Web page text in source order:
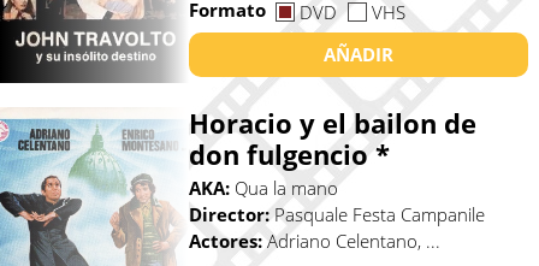
Formato DVD
VHS
AÑADIR
Horacio y el bailon de
don fulgencio *
AKA: Qua la mano
Director: Pasquale Festa Campanile
Actores:Adriano Celentano, ...